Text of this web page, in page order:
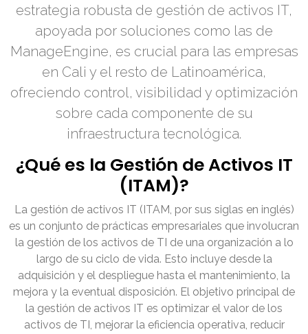
estrategia robusta de gestión de activos IT,
apoyada por soluciones como las de
ManageEngine, es crucial para las empresas
en Cali y el resto de Latinoamérica,
ofreciendo control, visibilidad y optimización
sobre cada componente de su
infraestructura tecnológica.
¿Qué es la Gestión de Activos IT
(ITAM)?
La gestión de activos IT (ITAM, por sus siglas en inglés)
es un conjunto de prácticas empresariales que involucran
la gestión de los activos de TI de una organización a lo
largo de su ciclo de vida. Esto incluye desde la
adquisición y el despliegue hasta el mantenimiento, la
mejora y la eventual disposición. El objetivo principal de
la gestión de activos IT es optimizar el valor de los
activos de TI, mejorar la eficiencia operativa, reducir